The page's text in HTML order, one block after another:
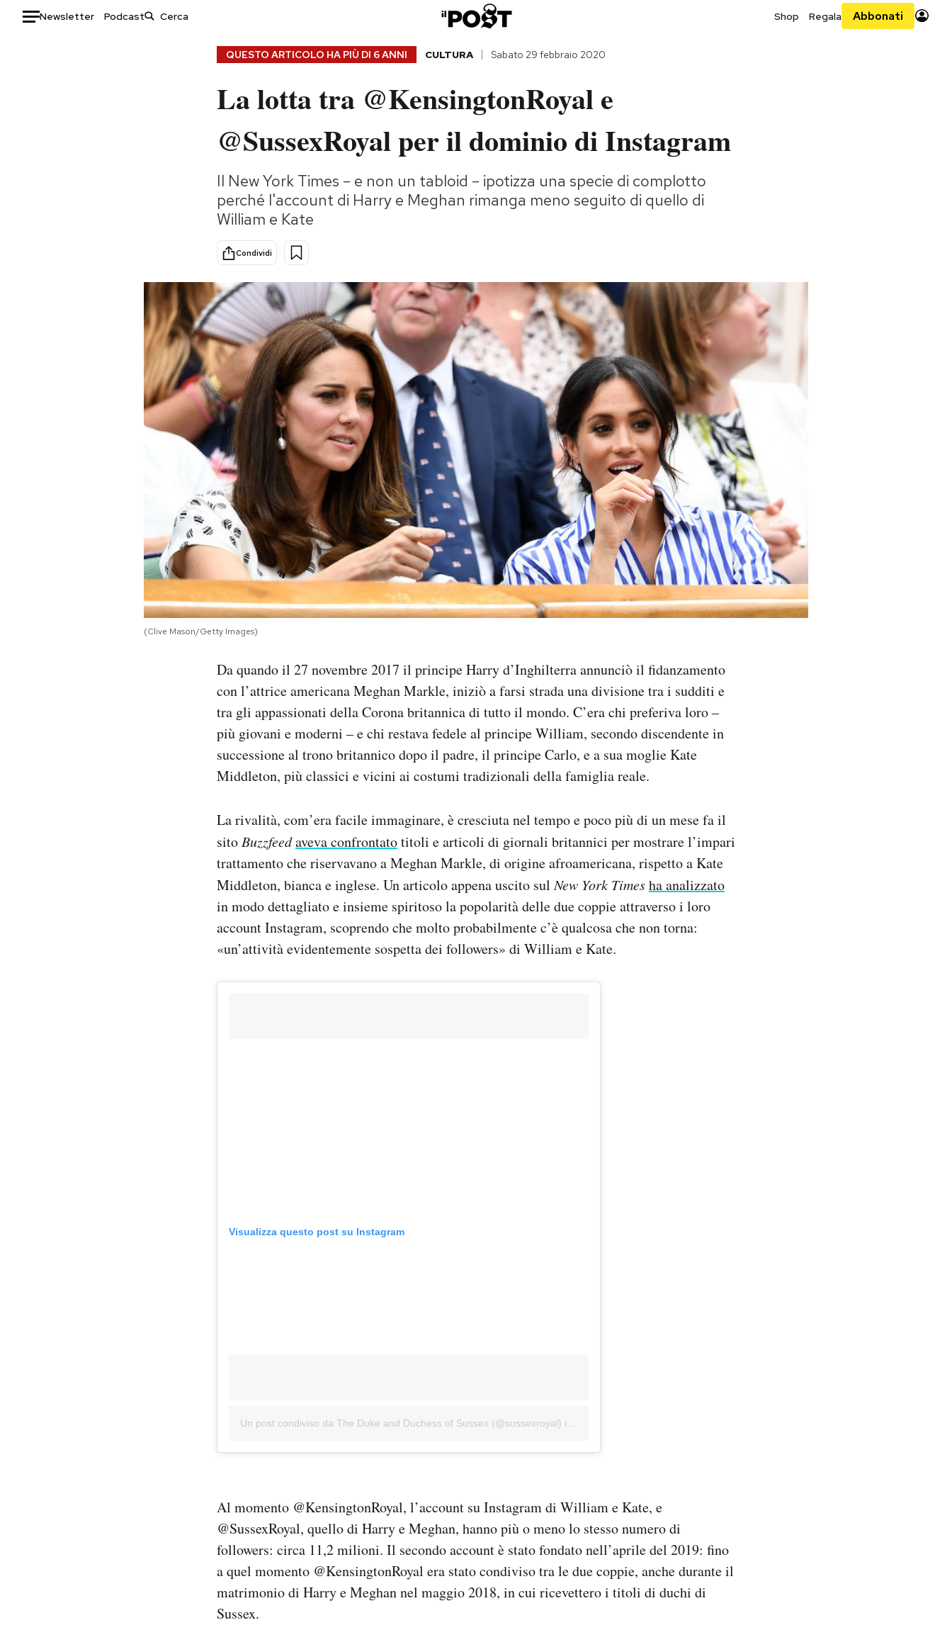
Newsletter Podcast Shop Regala Abbonati
Ok Boomer!
Altrecose
Mondiali calcio 2026
AREA PERSONALE
QUESTO ARTICOLO HA PIÙ DI 6 ANNI CULTURA Sabato 29 febbraio 2020
La lotta tra @KensingtonRoyal e
@SussexRoyal per il dominio di Instagram
Il New York Times – e non un tabloid – ipotizza una specie di complotto
perché l'account di Harry e Meghan rimanga meno seguito di quello di
William e Kate
Condividi
(Clive Mason/Getty Images)
Da quando il 27 novembre 2017 il principe Harry d’Inghilterra annunciò il fidanzamento
con l’attrice americana Meghan Markle, iniziò a farsi strada una divisione tra i sudditi e
tra gli appassionati della Corona britannica di tutto il mondo. C’era chi preferiva loro –
più giovani e moderni – e chi restava fedele al principe William, secondo discendente in
successione al trono britannico dopo il padre, il principe Carlo, e a sua moglie Kate
Middleton, più classici e vicini ai costumi tradizionali della famiglia reale.
La rivalità, com’era facile immaginare, è cresciuta nel tempo e poco più di un mese fa il
sito Buzzfeedaveva confrontatotitoli e articoli di giornali britannici per mostrare l’impari
trattamento che riservavano a Meghan Markle, di origine afroamericana, rispetto a Kate
Middleton, bianca e inglese. Un articolo appena uscito sulNew York Timesha analizzato
in modo dettagliato e insieme spiritoso la popolarità delle due coppie attraverso i loro
account Instagram, scoprendo che molto probabilmente c’è qualcosa che non torna:
«un’attività evidentemente sospetta dei followers» di William e Kate.
Visualizza questo post su Instagram
Un post condiviso da The Duke and Duchess of Sussex (@sussexroyal) in data:
Al momento @KensingtonRoyal, l’account su Instagram di William e Kate, e
@SussexRoyal, quello di Harry e Meghan, hanno più o meno lo stesso numero di
followers: circa 11,2 milioni. Il secondo account è stato fondato nell’aprile del 2019: fino
a quel momento @KensingtonRoyal era stato condiviso tra le due coppie, anche durante il
matrimonio di Harry e Meghan nel maggio 2018, in cui ricevettero i titoli di duchi di
Sussex.